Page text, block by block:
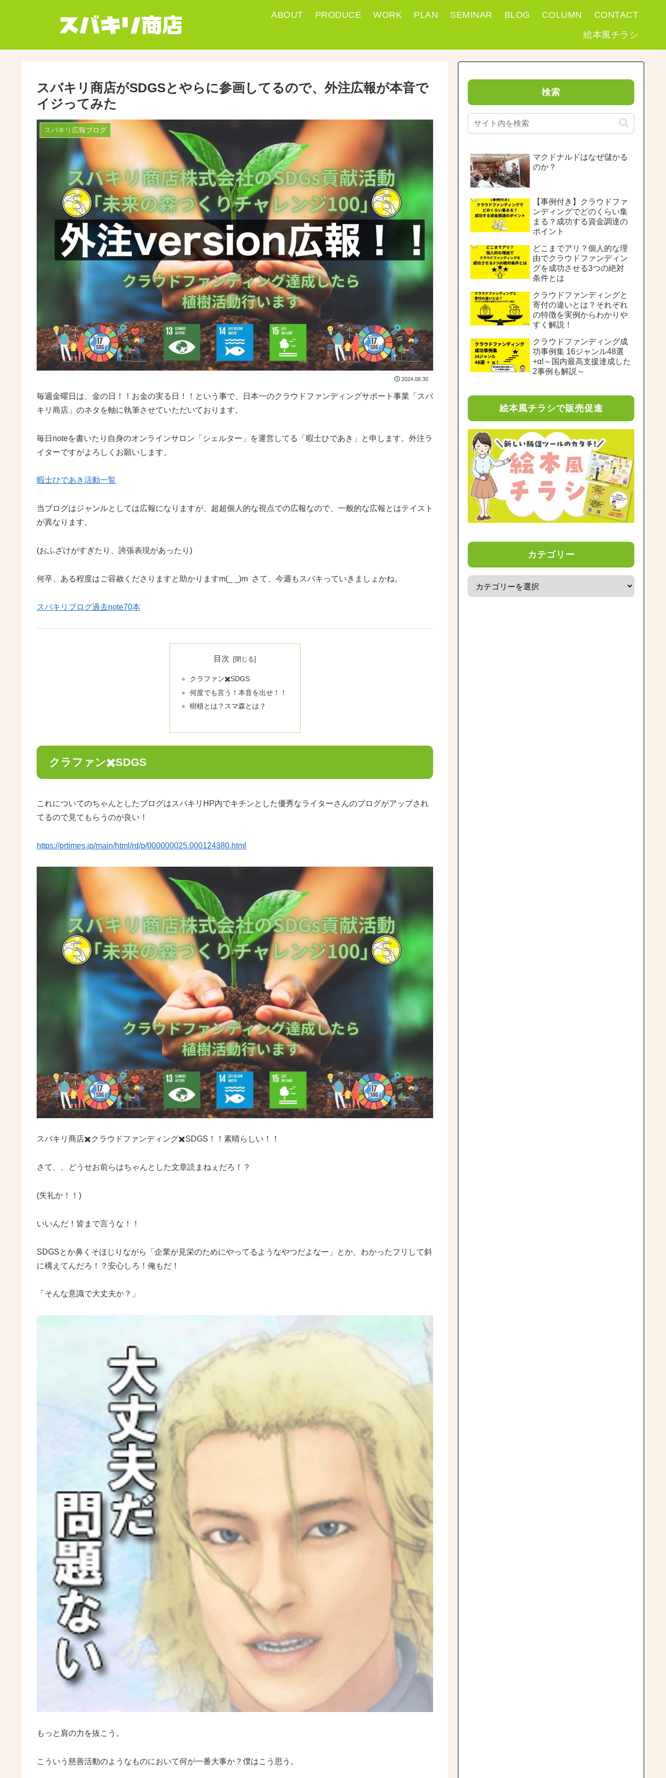
ABOUT PRODUCE WORK PLAN SEMINAR BLOG COLUMN
CONTACT
絵本風チラシ
スバキリ商店がSDGSとやらに参画してるので、外注広報が本音で
イジってみた
スバキリ広報ブログ
2024.08.30
毎週金曜日は、金の日！！お金の実る日！！という事で、日本一のクラウドファンディングサポート事業「スバ
キリ商店」のネタを軸に執筆させていただいております。
毎日noteを書いたり自身のオンラインサロン「シェルター」を運営してる「暇士ひであき」と申します。外注ラ
イターですがよろしくお願いします。
暇士ひであき活動一覧
当ブログはジャンルとしては広報になりますが、超超個人的な視点での広報なので、一般的な広報とはテイスト
が異なります。
(おふざけがすぎたり、誇張表現があったり)
何卒、ある程度はご容赦くださりますと助かりますm(_ _)m さて、今週もスバキっていきましょかね。
スバキリブログ過去note70本
目次
クラファン✖️SDGS
何度でも言う！本音を出せ！！
樹植とは？スマ森とは？
クラファン✖️SDGS
これについてのちゃんとしたブログはスバキリHP内でキチンとした優秀なライターさんのブログがアップされ
てるので見てもらうのが良い！
https://prtimes.jp/main/html/rd/p/000000025.000124380.html
スバキリ商店✖️クラウドファンディング✖️SDGS！！素晴らしい！！
さて、、どうせお前らはちゃんとした文章読まねぇだろ！？
(失礼か！！)
いいんだ！皆まで言うな！！
SDGSとか鼻くそほじりながら「企業が見栄のためにやってるようなやつだよなー」とか、わかったフリして斜
に構えてんだろ！？安心しろ！俺もだ！
「そんな意識で大丈夫か？」
もっと肩の力を抜こう。
こういう慈善活動のようなものにおいて何が一番大事か？僕はこう思う。
検索
マクドナルドはなぜ儲かる
のか？
【事例付き】クラウドファ
ンディングでどのくらい集
まる？成功する資金調達の
ポイント
どこまでアリ？個人的な理
由でクラウドファンディン
グを成功させる3つの絶対
条件とは
クラウドファンディングと
寄付の違いとは？それぞれ
の特徴を実例からわかりや
すく解説！
クラウドファンディング成
功事例集 16ジャンル48選
+α!～国内最高支援達成した
2事例も解説～
絵本風チラシで販売促進
カテゴリー